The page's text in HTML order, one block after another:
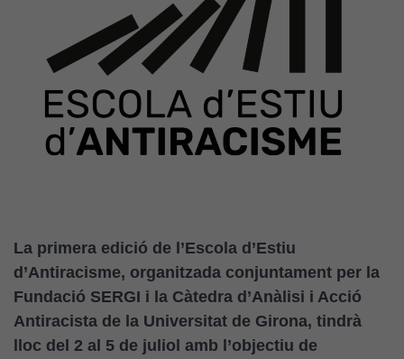
La primera edició de l’Escola d’Estiu
d’Antiracisme, organitzada conjuntament per la
Fundació SERGI i la Càtedra d’Anàlisi i Acció
Antiracista de la Universitat de Girona, tindrà
lloc del 2 al 5 de juliol amb l’objectiu de